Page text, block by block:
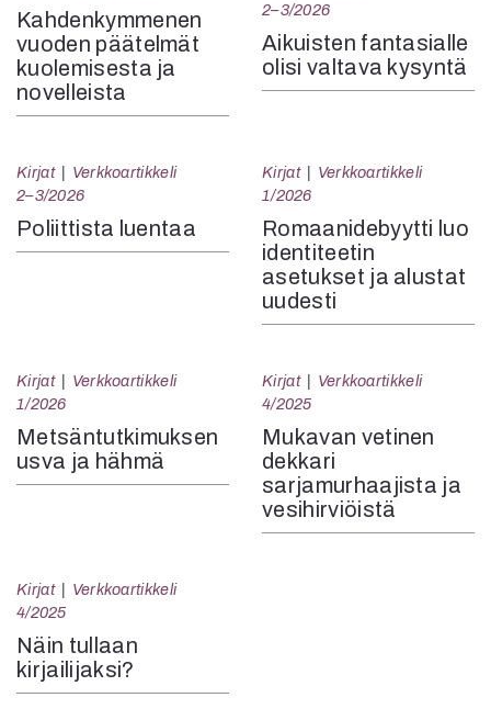
Kahdenkymmenen
vuoden päätelmät
kuolemisesta ja
novelleista
2–3/2026
Aikuisten fantasialle
olisi valtava kysyntä
Kirjat
Verkkoartikkeli
2–3/2026
Poliittista luentaa
Kirjat
Verkkoartikkeli
1/2026
Romaanidebyytti luo
identiteetin
asetukset ja alustat
uudesti
Kirjat
Verkkoartikkeli
1/2026
Metsäntutkimuksen
usva ja hähmä
Kirjat
Verkkoartikkeli
4/2025
Mukavan vetinen
dekkari
sarjamurhaajista ja
vesihirviöistä
Kirjat
Verkkoartikkeli
4/2025
Näin tullaan
kirjailijaksi?